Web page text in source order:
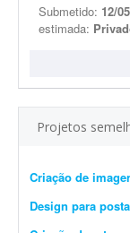
Submetido: 12/
estimada:
Projetos
Design para